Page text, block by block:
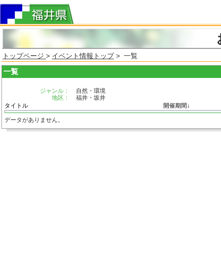
トップページ > イベント情報トップ> 一覧
一覧
ジャンル：
自然・環境
地区：
福井・坂井
タイトル
開催期間↓
データがありません。